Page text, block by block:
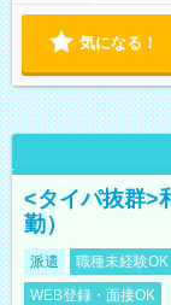
気になる！
<タイパ抜群>
勤）
派遣 職種未経験OK
WEB登録・面接OK